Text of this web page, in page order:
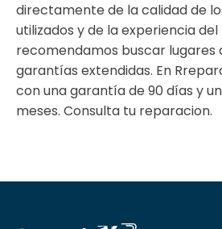
directamente de la calidad de
utilizados y de la experiencia
recomendamos buscar lugares
garantías extendidas. En
con una garantía de 90 días y
meses. Consulta tu reparacion.